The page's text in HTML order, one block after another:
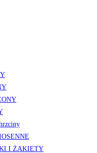
I ŻAKIETY